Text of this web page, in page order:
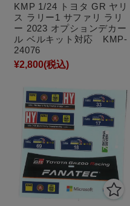
KMP 1/24 トヨタ GR ヤリ
ス ラリー1 サファリ ラリ
ー 2023 オプションデカー
ル ベルキット対応 KMP-
24076
¥2,800(税込)